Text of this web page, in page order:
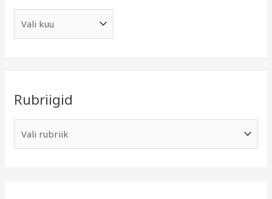
Rubriigid